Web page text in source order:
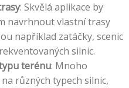
: Skvělá aplikace by
navrhnout vlastní trasy
například zatáčky, scenic
silnic.
terénu: Mnoho
různých typech silnic,